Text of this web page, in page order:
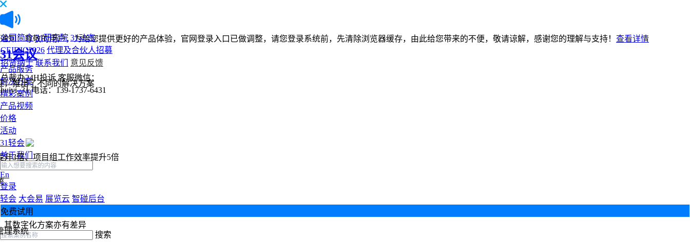
通知：尊敬的用户，为给您提供更好的产品体验，官网登录入口已做调整，请您登录系统前，先清除浏览器缓存，由此给您带来的不便，敬请谅解，感谢您的理解与支持！ 查看详情
31会议
产品服务
3倍、项目组工作效率提升5倍
理系统
解决方案
，推出了不同的解决方案
其数字化方案亦有差异
精彩案例
产品视频
价格
活动
31轻会
关于我们
公司简介 31研究院 31动态
CEIDIC2026 代理及合伙人招募
招贤纳士 联系我们
意见反馈
总裁办24H投诉 客服微信：
huiyi_31 电话：139-1737-6431
En
登录
轻会 大会易 展览云 智碰后台
免费试用
搜索